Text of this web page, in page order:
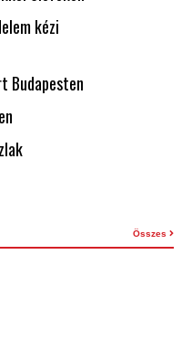
kézi
Budapesten
Összes